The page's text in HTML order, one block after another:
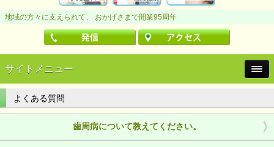
地域の方々に支えられて、 おかげさまで開業95周年
サイトメニュー
よくある質問
歯周病について教えてください。